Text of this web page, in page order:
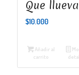
Que llueva
$10.000
Añadir al
carrito